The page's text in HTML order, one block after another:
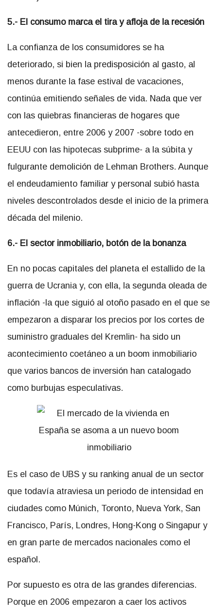
5.- El consumo marca el tira y afloja de la recesión
La confianza de los consumidores se ha
deteriorado, si bien la predisposición al gasto, al
menos durante la fase estival de vacaciones,
continúa emitiendo señales de vida. Nada que ver
con las quiebras financieras de hogares que
antecedieron, entre 2006 y 2007 -sobre todo en
EEUU con las hipotecas subprime- a la súbita y
fulgurante demolición de Lehman Brothers. Aunque
el endeudamiento familiar y personal subió hasta
niveles descontrolados desde el inicio de la primera
década del milenio.
6.- El sector inmobiliario, botón de la bonanza
En no pocas capitales del planeta el estallido de la
guerra de Ucrania y, con ella, la segunda oleada de
inflación -la que siguió al otoño pasado en el que se
empezaron a disparar los precios por los cortes de
suministro graduales del Kremlin- ha sido un
acontecimiento coetáneo a un boom inmobiliario
que varios bancos de inversión han catalogado
como burbujas especulativas.
Es el caso de UBS y su ranking anual de un sector
que todavía atraviesa un periodo de intensidad en
ciudades como Múnich, Toronto, Nueva York, San
Francisco, París, Londres, Hong-Kong o Singapur y
en gran parte de mercados nacionales como el
español.
Por supuesto es otra de las grandes diferencias.
Porque en 2006 empezaron a caer los activos